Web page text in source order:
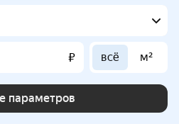
₽ всё м²
параметров